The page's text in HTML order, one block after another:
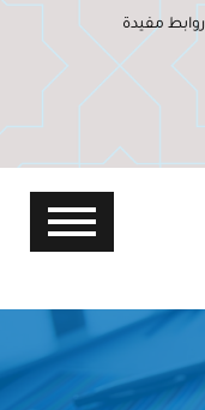
روابط مفيدة